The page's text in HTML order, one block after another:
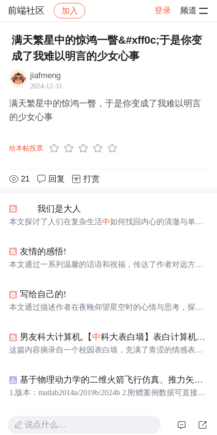
前端社区 加入 登录 频道
社区 前端社区 感慨 帖子详情
满天繁星中的惊鸿一瞥&#xff0c;于是你变
成了我难以明言的少女心事
jiafmeng
2024-12-31
满天繁星中的惊鸿一瞥，于是你变成了我难以明言
的少女心事
给本帖投票
21 回复 打赏
我们是大人
本文探讨了人们在复杂生活中如何找回内心的清澈与单
未来的担忧。
友情的感悟!
本文通过一系列温馨的话语和祝福，传达了作者对远方朋
写给自己的!
本文通过描述作者在夜晚仰望星空时的心情与思考，探讨
男友科大计算机,【 中科大表白墙】表白计算机系不知道哪个班的朱文冬小哥哥！！希望你可以遇到更好的男孩子...
这篇内容摘录自一个校园表白墙，充满了青涩的情感表白
来的憧憬，也有对过去的反思，体现了年轻人对于爱情的
独特理解和感受。
基于物理动力学的二维火箭飞行仿真、推力矢量建模和闭环俯仰角控制，采用MATLABSimulink技术。.zip
1.版本：matlab2014a/2019b/2024b 2.附赠案例数据可直接运
工程、数学等专业的大学生课程设计、期末大作业和毕业
说点什么…